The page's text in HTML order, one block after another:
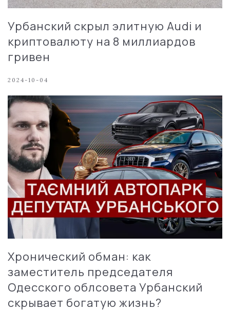
Урбанский скрыл элитную Audi и
криптовалюту на 8 миллиардов
гривен
2024-10-04
Хронический обман: как
заместитель председателя
Одесского облсовета Урбанский
скрывает богатую жизнь?